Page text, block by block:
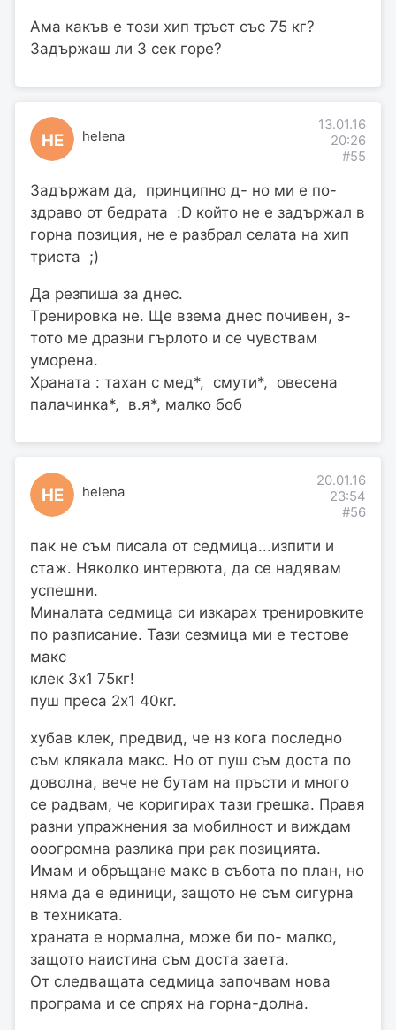
Ама какъв е този хип тръст със 75 кг?
Задържаш ли 3 сек горе?
HE helena
13.01.16
20:26
#55
Задържам да, принципно д- но ми е по-
здраво от бедрата :D който не е задържал в
горна позиция, не е разбрал селата на хип
триста ;)
Да резпиша за днес.
Тренировка не. Ще взема днес почивен, з-
тото ме дразни гърлото и се чувствам
уморена.
Храната : тахан с мед*, смути*, овесена
палачинка*, в.я*, малко боб
HE helena
20.01.16
23:54
#56
пак не съм писала от седмица...изпити и
стаж. Няколко интервюта, да се надявам
успешни.
Миналата седмица си изкарах тренировките
по разписание. Тази сезмица ми е тестове
макс
клек 3х1 75кг!
пуш преса 2х1 40кг.
хубав клек, предвид, че нз кога последно
съм клякала макс. Но от пуш съм доста по
доволна, вече не бутам на пръсти и много
се радвам, че коригирах тази грешка. Правя
разни упражнения за мобилност и виждам
ооогромна разлика при рак позицията.
Имам и обръщане макс в събота по план, но
няма да е единици, защото не съм сигурна
в техниката.
храната е нормална, може би по- малко,
защото наистина съм доста заета.
От следващата седмица започвам нова
програма и се спрях на горна-долна.